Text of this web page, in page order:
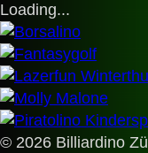
Loading...
© 2026 Billiardino